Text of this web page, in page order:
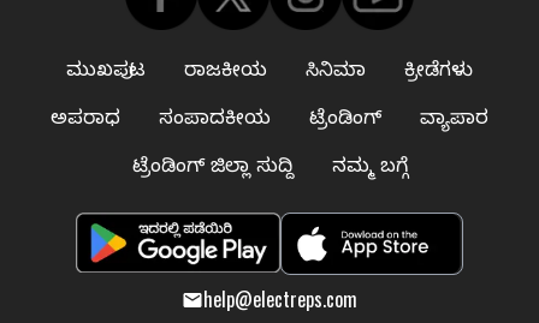
ಮುಖಪುಟ ರಾಜಕೀಯ ಸಿನಿಮಾ
ಕ್ರೀಡೆಗಳು
ಅಪರಾಧ
ಸಂಪಾದಕೀಯ ಟ್ರೆಂಡಿಂಗ್
ವ್ಯಾಪಾರ
ಟ್ರೆಂಡಿಂಗ್ ಜಿಲ್ಲಾ ಸುದ್ದಿ
ನಮ್ಮ ಬಗ್ಗೆ
help@electreps.com